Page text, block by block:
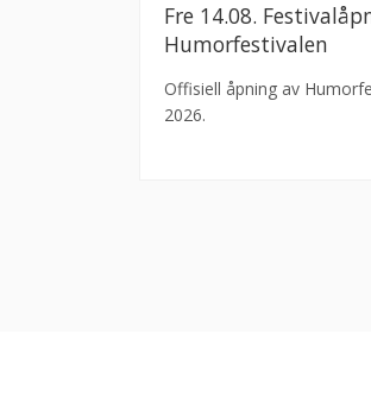
Fre 14.08.
Humorfestivalen
Offisiell åpning av
2026.